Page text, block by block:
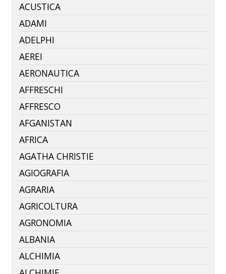
ACUSTICA
ADAMI
ADELPHI
AEREI
AERONAUTICA
AFFRESCHI
AFFRESCO
AFGANISTAN
AFRICA
AGATHA CHRISTIE
AGIOGRAFIA
AGRARIA
AGRICOLTURA
AGRONOMIA
ALBANIA
ALCHIMIA